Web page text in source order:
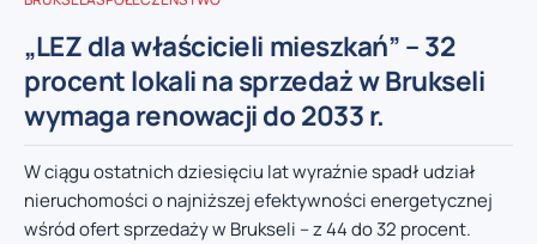
„LEZ dla właścicieli mieszkań” – 32
procent lokali na sprzedaż w Brukseli
wymaga renowacji do 2033 r.
W ciągu ostatnich dziesięciu lat wyraźnie spadł udział
nieruchomości o najniższej efektywności energetycznej
wśród ofert sprzedaży w Brukseli – z 44 do 32 procent.